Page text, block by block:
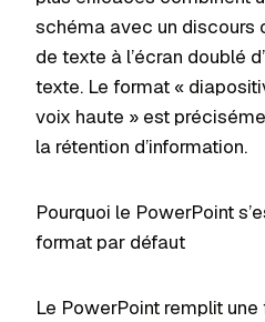
schéma avec un discours
de texte à l’écran doublé
texte. Le format «
voix haute » est
la rétention d’information.
Pourquoi le PowerPoint
format par défaut
Le PowerPoint remplit